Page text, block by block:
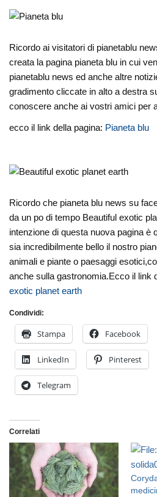
Ricordo ai visitatori di pianetablu
creata la pagina pianeta blu in cui
pianetablu news ed anche altre
gradimento cliccate in alto a destra
conoscere anche ai vostri amici per
ecco il link della pagina: Pianeta blu
Ricordo che pianeta blu news su
da un po di tempo Beautiful exotic
intenzione di questa nuova pagina è
sia incredibilmente bello il nostro
animali e piante o paesaggi
anche sulla gastronomia.Ecco il link
exotic planet earth
Condividi:
Stampa Facebook
LinkedIn Pinterest
Telegram
Correlati